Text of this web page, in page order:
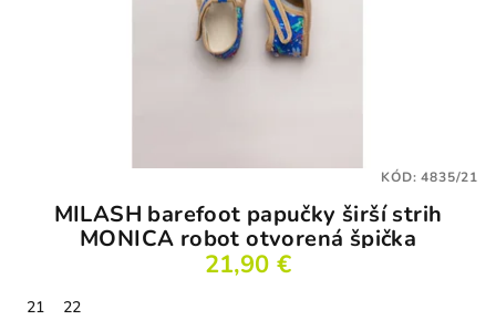
MILASH barefoot papučky širší strih
MONICA robot otvorená špička
21,90 €
21
22
KÓD:4835/21